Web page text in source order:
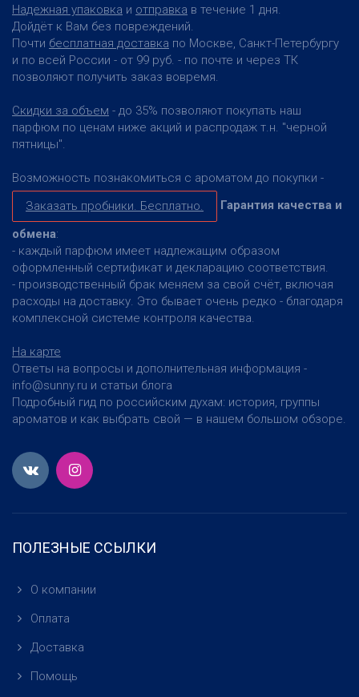
Надежная упаковка и отправка в течение 1 дня.
Дойдёт к Вам без повреждений.
Почти бесплатная доставка по Москве, Санкт-Петербургу
и по всей России - от 99 руб. - по почте и через ТК
позволяют получить заказ вовремя.
Скидки за объем - до 35% позволяют покупать наш
парфюм по ценам ниже акций и распродаж т.н. "черной
пятницы".
Возможность познакомиться с ароматом до покупки -
Заказать пробники. Бесплатно.
Гарантия качества и
обмена:
- каждый парфюм имеет надлежащим образом
оформленный сертификат и декларацию соответствия.
- производственный брак меняем за свой счёт, включая
расходы на доставку. Это бывает очень редко - благодаря
комплексной системе контроля качества.
На карте
Ответы на вопросы и дополнительная информация -
info@sunny.ru и статьи блога
Подробный гид по российским духам: история, группы
ароматов и как выбрать свой — в нашем большом обзоре.
ПОЛЕЗНЫЕ ССЫЛКИ
О компании
Оплата
Доставка
Помощь